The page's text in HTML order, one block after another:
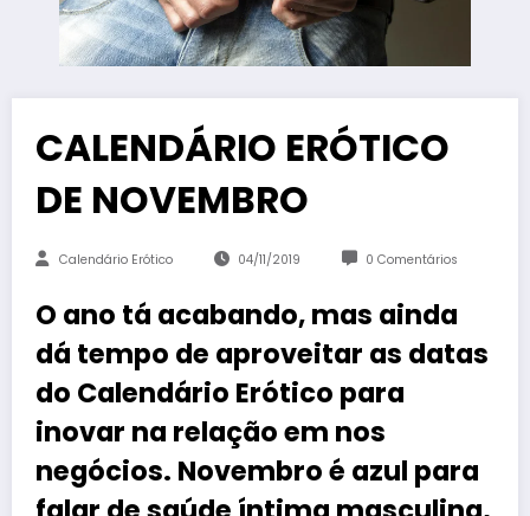
CALENDÁRIO ERÓTICO
DE NOVEMBRO
Calendário Erótico 04/11/2019 0 Comentários
O ano tá acabando, mas ainda
dá tempo de aproveitar as datas
do Calendário Erótico para
inovar na relação em nos
negócios. Novembro é azul para